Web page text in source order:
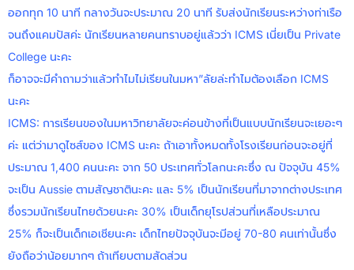
ออกทุก 10 นาที กลางวันจะประมาณ 20 นาที รับส่งนักเรียนระหว่างท่าเรือ
จนถึงแคมปัสค่ะ นักเรียนหลายคนทราบอยู่แล้วว่า ICMS เนี่ยเป็น Private
College นะคะ
ก็อาจจะมีคำถามว่าแล้วทำไมไม่เรียนในมหา”ลัยล่ะทำไมต้องเลือก ICMS
นะคะ
ICMS: การเรียนของในมหาวิทยาลัยจะค่อนข้างที่เป็นแบบนักเรียนจะเยอะๆ
ค่ะ แต่ว่ามาดูไซส์ของ ICMS นะคะ ถ้าเอาทั้งหมดทั้งโรงเรียนก่อนจะอยู่ที่
ประมาณ 1,400 คนนะคะ จาก 50 ประเทศทั่วโลกนะคะซึ่ง ณ ปัจจุบัน 45%
จะเป็น Aussie ตามสัญชาตินะคะ และ 5% เป็นนักเรียนที่มาจากต่างประเทศ
ซึ่งรวมนักเรียนไทยด้วยนะคะ 30% เป็นเด็กยุโรปส่วนที่เหลือประมาณ
25% ก็จะเป็นเด็กเอเชียนะคะ เด็กไทยปัจจุบันจะมีอยู่ 70-80 คนเท่านั้นซึ่ง
ยังถือว่าน้อยมากๆ ถ้าเทียบตามสัดส่วน